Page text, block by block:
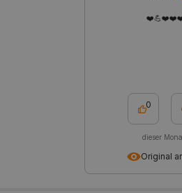
Original
0
dieser
PrestaShop-